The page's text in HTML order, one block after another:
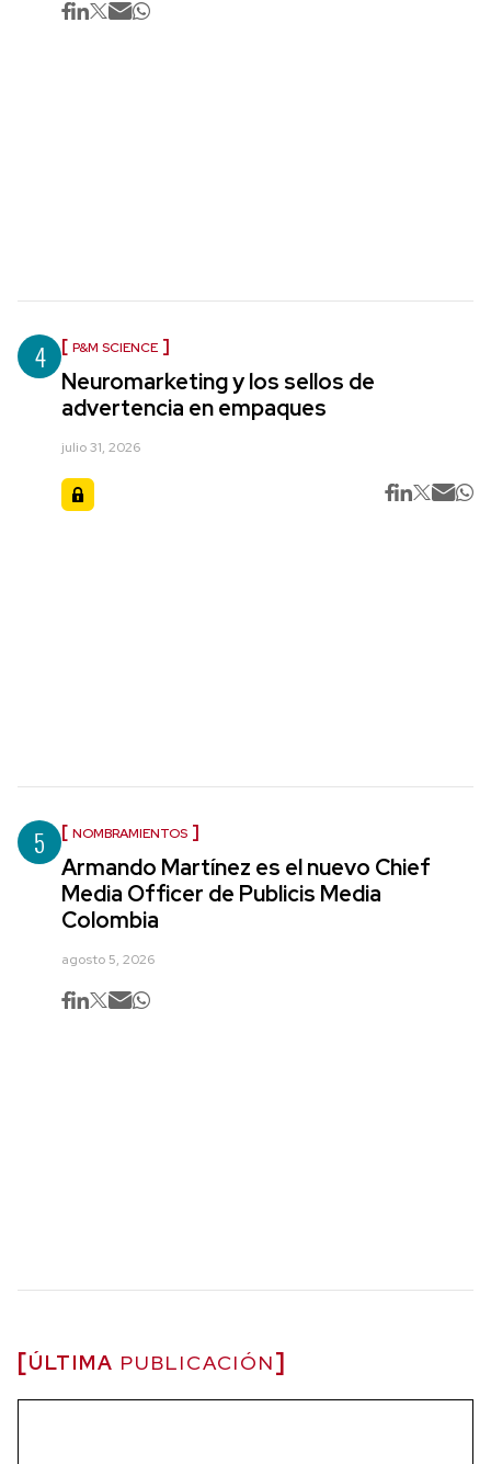
4 P&M SCIENCE
Neuromarketing y los sellos de
advertencia en empaques
julio 31, 2026
5 NOMBRAMIENTOS
Armando Martínez es el nuevo Chief
Media Officer de Publicis Media
Colombia
agosto 5, 2026
ÚLTIMA PUBLICACIÓN